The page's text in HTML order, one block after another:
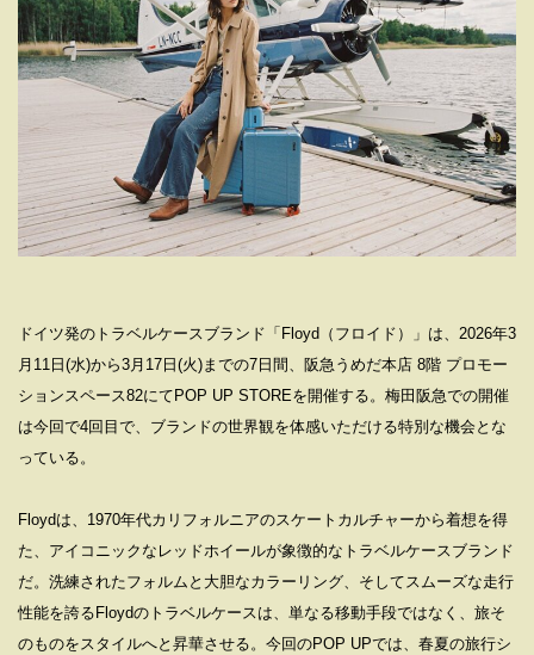
ドイツ発のトラベルケースブランド「Floyd（フロイド）」は、2026年3
月11日(水)から3月17日(火)までの7日間、阪急うめだ本店 8階 プロモー
ションスペース82にてPOP UP STOREを開催する。梅田阪急での開催
は今回で4回目で、ブランドの世界観を体感いただける特別な機会とな
っている。
Floydは、1970年代カリフォルニアのスケートカルチャーから着想を得
た、アイコニックなレッドホイールが象徴的なトラベルケースブランド
だ。洗練されたフォルムと大胆なカラーリング、そしてスムーズな走行
性能を誇るFloydのトラベルケースは、単なる移動手段ではなく、旅そ
のものをスタイルへと昇華させる。今回のPOP UPでは、春夏の旅行シ